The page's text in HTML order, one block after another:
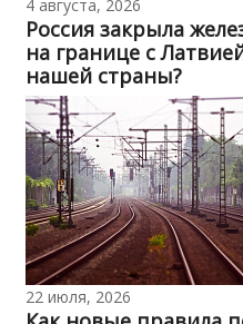
4 августа, 2026
Россия закрыла
на границе с
нашей страны?
22 июля, 2026